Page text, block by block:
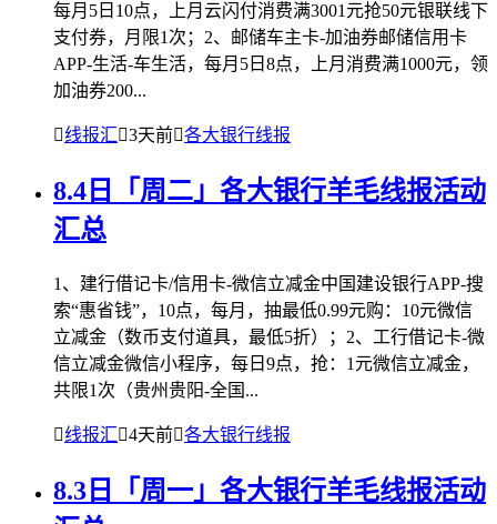
每月5日10点，上月云闪付消费满3001元抢50元银联线下
支付券，月限1次；2、邮储车主卡-加油券邮储信用卡
APP-生活-车生活，每月5日8点，上月消费满1000元，领
加油券200...
线报汇3天前各大银行线报
8.4日「周二」各大银行羊毛线报活动
汇总
1、建行借记卡/信用卡-微信立减金中国建设银行APP-搜
索“惠省钱”，10点，每月，抽最低0.99元购：10元微信
立减金（数币支付道具，最低5折）；2、工行借记卡-微
信立减金微信小程序，每日9点，抢：1元微信立减金，
共限1次（贵州贵阳-全国...
线报汇4天前各大银行线报
8.3日「周一」各大银行羊毛线报活动